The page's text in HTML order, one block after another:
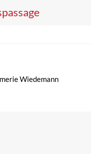
Wiedemann